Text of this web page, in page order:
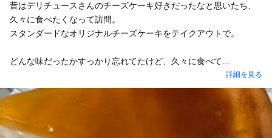
昔はデリチュースさんのチーズケーキ好きだったなと思いたち、
久々に食べたくなって訪問。
スタンダードなオリジナルチーズケーキをテイクアウトで。
どんな味だったかすっかり忘れてたけど、久々に食べて...
詳細を見る